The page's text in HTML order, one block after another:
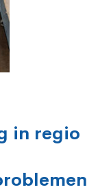
in regio